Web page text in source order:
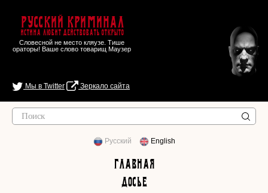
Русский Криминал
Истина любит действовать открыто
Словесной не место кляузе. Тише
ораторы! Ваше слово товарищ Маузер
Мы в Twitter Зеркало сайта
Русский English
Главная
Досье